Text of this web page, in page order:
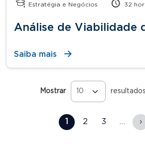
Estratégia e Negócios 32
Análise de Viabilidade
Saiba mais
Mostrar
1 2 3 … ›